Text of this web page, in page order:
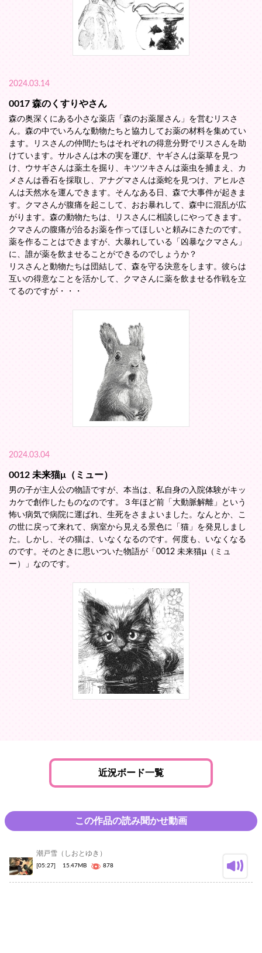
2024.03.14
0017 森のくすりやさん
森の奥深くにある小さな薬店「森のお薬屋さん」を営むリスさ
ん。森の中でいろんな動物たちと協力してお薬の材料を集めてい
ます。リスさんの仲間たちはそれぞれの得意分野でリスさんを助
けています。サルさんは木の実を運び、ヤギさんは薬草を見つ
け、ウサギさんは薬土を掘り、キツツキさんは薬虫を捕まえ、カ
メさんは香石を採取し、アナグマさんは薬蛇を見つけ、アヒルさ
んは天然水を運んできます。そんなある日、森で大事件が起きま
す。クマさんが腹痛を起こして、おお暴れして、森中に混乱が広
がります。森の動物たちは、リスさんに相談しにやってきます。
クマさんの腹痛が治るお薬を作ってほしいと頼みにきたのです。
薬を作ることはできますが、大暴れしている「凶暴なクマさん」
に、誰が薬を飲ませることができるのでしょうか？
リスさんと動物たちは団結して、森を守る決意をします。彼らは
互いの得意なことを活かして、クマさんに薬を飲ませる作戦を立
てるのですが・・・
2024.03.04
0012 未来猫μ（ミュー）
男の子が主人公の物語ですが、本当は、私自身の入院体験がキッ
カケで創作したものなのです。３年ほど前「大動脈解離」という
怖い病気で病院に運ばれ、生死をさまよいました。なんとか、こ
の世に戻って来れて、病室から見える景色に「猫」を発見しまし
た。しかし、その猫は、いなくなるのです。何度も、いなくなる
のです。そのときに思いついた物語が「0012 未来猫μ（ミュ
ー）」なのです。
近況ボード一覧
この作品の読み聞かせ動画
潮戸雪（しおとゆき）
[05:27] 15.47MB 878